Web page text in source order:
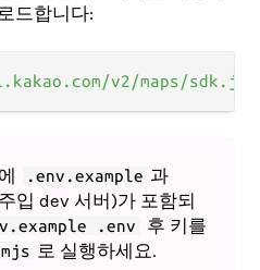
드합니다:
v2/maps/
.env.example 과
입 dev 서버)가 포함되
.env
후 키를
로 실행하세요.